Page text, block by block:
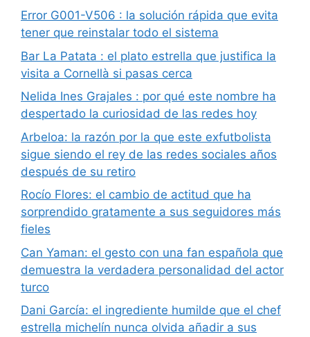
Error G001-V506 : la solución rápida que evita
tener que reinstalar todo el sistema
Bar La Patata : el plato estrella que justifica la
visita a Cornellà si pasas cerca
Nelida Ines Grajales : por qué este nombre ha
despertado la curiosidad de las redes hoy
Arbeloa: la razón por la que este exfutbolista
sigue siendo el rey de las redes sociales años
después de su retiro
Rocío Flores: el cambio de actitud que ha
sorprendido gratamente a sus seguidores más
fieles
Can Yaman: el gesto con una fan española que
demuestra la verdadera personalidad del actor
turco
Dani García: el ingrediente humilde que el chef
estrella michelín nunca olvida añadir a sus